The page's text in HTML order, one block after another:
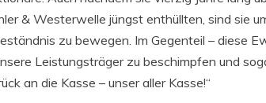
& Westerwelle jüngst enthüllten, sind sie
zu bewegen. Im Gegenteil – diese
Leistungsträger zu beschimpfen und
an die Kasse – unser aller Kasse!“